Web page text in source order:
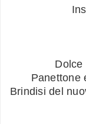
Dolce
Panettone
Brindisi del